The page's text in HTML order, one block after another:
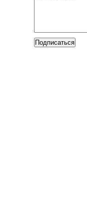
Подписаться